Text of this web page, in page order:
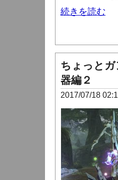
続きを読む
ちょっと
器編２
2017/07/18